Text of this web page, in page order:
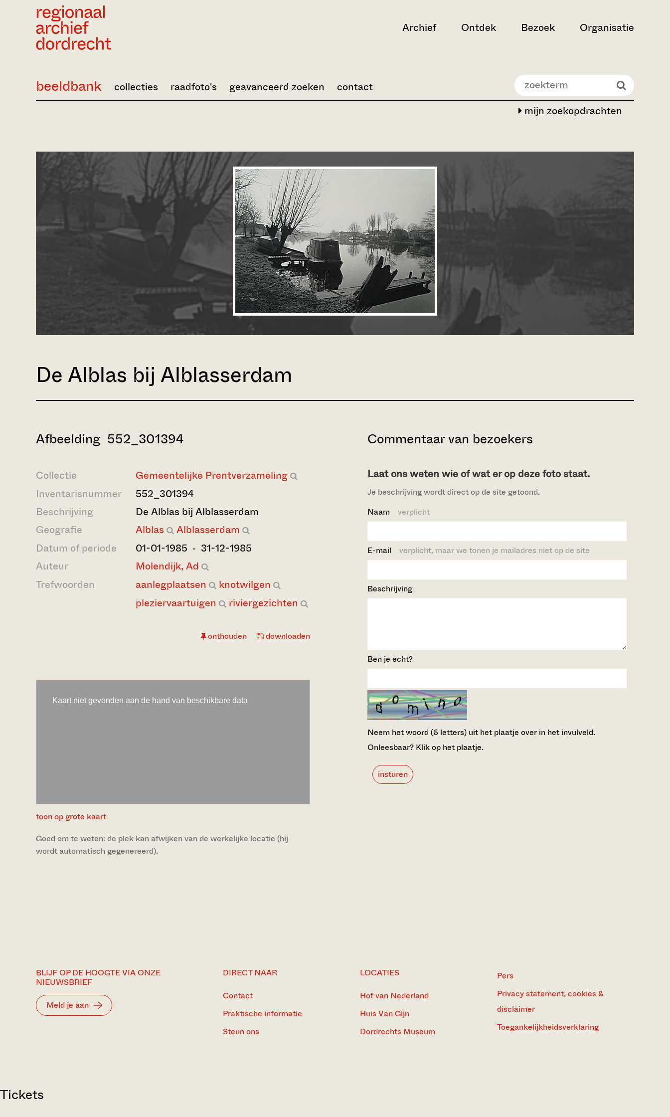
Archief Ontdek Bezoek Organisatie
mijn zoekopdrachten
beeldbank collecties raadfoto's geavanceerd zoeken contact
De Alblas bij Alblasserdam
Afbeelding 552_301394
Collectie
Gemeentelijke Prentverzameling
Inventarisnummer
552_301394
Beschrijving
De Alblas bij Alblasserdam
Geografie
Alblas
Alblasserdam
Datum of periode
01-01-1985 ‐ 31-12-1985
Auteur
Molendijk, Ad
Trefwoorden
aanlegplaatsen
knotwilgen
pleziervaartuigen
riviergezichten
onthouden downloaden
toon op grote kaart
Goed om te weten: de plek kan afwijken van de werkelijke locatie (hij
wordt automatisch gegenereerd).
Commentaar van bezoekers
Laat ons weten wie of wat er op deze foto staat.
Je beschrijving wordt direct op de site getoond.
Naam verplicht
E-mail verplicht, maar we tonen je mailadres niet op de site
Beschrijving
Ben je echt?
Neem het woord (6 letters) uit het plaatje over in het invulveld.
Onleesbaar? Klik op het plaatje.
insturen
BLIJF OP DE HOOGTE VIA ONZE
NIEUWSBRIEF
Meld je aan
DIRECT NAAR
Contact
Praktische informatie
Steun ons
LOCATIES
Hof van Nederland
Huis Van Gijn
Dordrechts Museum
Pers
Privacy statement, cookies &
disclaimer
Toegankelijkheidsverklaring
Tickets